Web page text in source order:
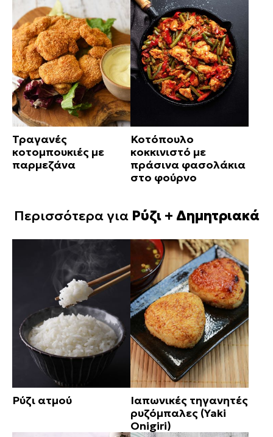
Τραγανές
κοτομπουκιές με
παρμεζάνα
Κοτόπουλο
κοκκινιστό με
πράσινα φασολάκια
στο φούρνο
Περισσότερα για Ρύζι + Δημητριακά
Ρύζι ατμού
Ιαπωνικές τηγανητές
ρυζόμπαλες (Yaki
Onigiri)